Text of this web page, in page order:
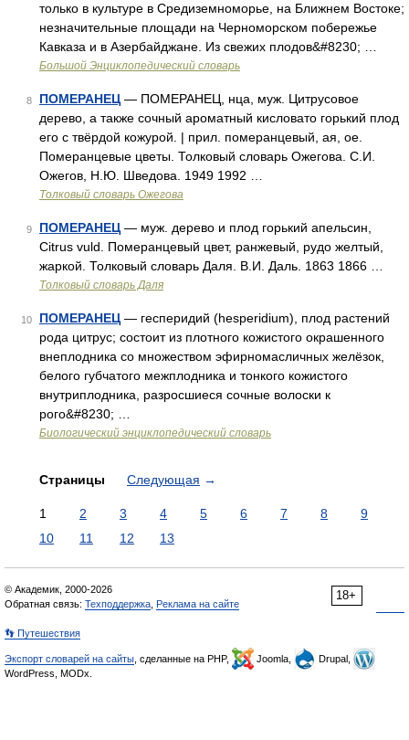
только в культуре в Средиземноморье, на Ближнем Востоке;
незначительные площади на Черноморском побережье
Кавказа и в Азербайджане. Из свежих плодов&#8230; …
Большой Энциклопедический словарь
8 ПОМЕРАНЕЦ — ПОМЕРАНЕЦ, нца, муж. Цитрусовое
дерево, а также сочный ароматный кисловато горький плод
его с твёрдой кожурой. | прил. померанцевый, ая, ое.
Померанцевые цветы. Толковый словарь Ожегова. С.И.
Ожегов, Н.Ю. Шведова. 1949 1992 …
Толковый словарь Ожегова
9 ПОМЕРАНЕЦ — муж. дерево и плод горький апельсин,
Citrus vuld. Померанцевый цвет, ранжевый, рудо желтый,
жаркой. Толковый словарь Даля. В.И. Даль. 1863 1866 …
Толковый словарь Даля
10 ПОМЕРАНЕЦ — гесперидий (hesperidium), плод растений
рода цитрус; состоит из плотного кожистого окрашенного
внеплодника со множеством эфирномасличных желёзок,
белого губчатого межплодника и тонкого кожистого
внутриплодника, разросшиеся сочные волоски к
рого&#8230; …
Биологический энциклопедический словарь
Страницы Следующая →
1 2 3 4 5 6 7 8
9
10
11 12 13
18+
© Академик, 2000-2026
Обратная связь: Техподдержка Реклама на сайте
👣 Путешествия
Экспорт словарей на сайты , сделанные на PHP, Joomla,
Drupal,
WordPress, MODx.